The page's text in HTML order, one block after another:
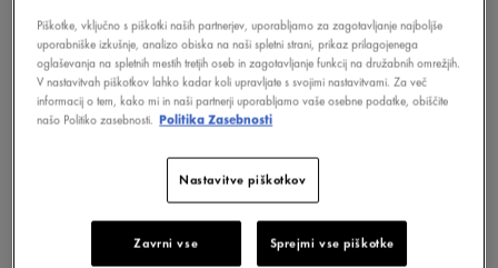
Formulirana s čistim melatoninom, hialuronsko
kislino in minerali, ki pospešujejo okrevanje kože
po vsakodnevnih škodljivih vplivih. Zbudite se z
bolj navlaženo, polno in sijočo kožo.
PREDNOSTI
TEKSTURA
Piškotke, vključno s piškotki naših partnerjev, uporabljamo za zagotavljanje najboljše
uporabniške izkušnje, analizo obiska na naši spletni strani, prikaz prilagojenega
oglaševanja na spletnih mestih tretjih oseb in zagotavljanje funkcij na družabnih omrežjih.
V nastavitvah piškotkov lahko kadar koli upravljate s svojimi nastavitvami. Za več
informacij o tem, kako mi in naši partnerji uporabljamo vaše osebne podatke, obiščite
našo Politiko zasebnosti. Politika Zasebnosti
Nastavitve piškotkov
Zavrni vse Sprejmi vse piškotke